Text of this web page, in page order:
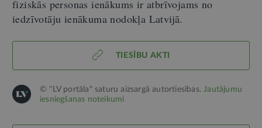
fiziskās personas ienākums ir atbrīvojams no
iedzīvotāju ienākuma nodokļa Latvijā.
TIESĪBU AKTI
© "LV portāla" saturu aizsargā autortiesības.Jautājumu
iesniegšanas noteikumi